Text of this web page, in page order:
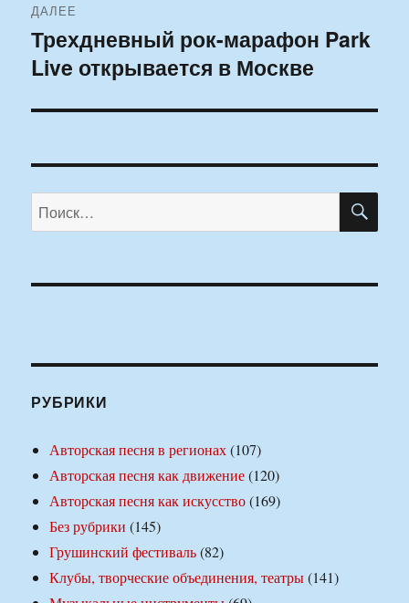
ДАЛЕЕ
Следующая
запись:
Трехдневный рок-марафон Park
Live открывается в Москве
Искать:
РУБРИКИ
Авторская песня в регионах(107)
Авторская песня как движение(120)
Авторская песня как искусство(169)
Без рубрики (145)
Грушинский фестиваль(82)
Клубы, творческие объединения, театры(141)